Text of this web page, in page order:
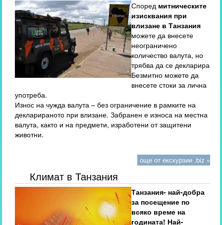
Според митническите
изисквания при
влизане в Танзания
можете да внесете
неограничено
количество валута, но
трябва да се декларира.
Безмитно можете да
внесете стоки за лична
употреба.
Износ на чужда валута – без ограничение в рамките на
декларираното при влизане. Забранен е износа на местна
валута, както и на предмети, изработени от защитени
животни.
още от екскурзии .biz »
Климат в Танзания
Танзания- най-добра
за посещение по
всяко време на
годината! Най-